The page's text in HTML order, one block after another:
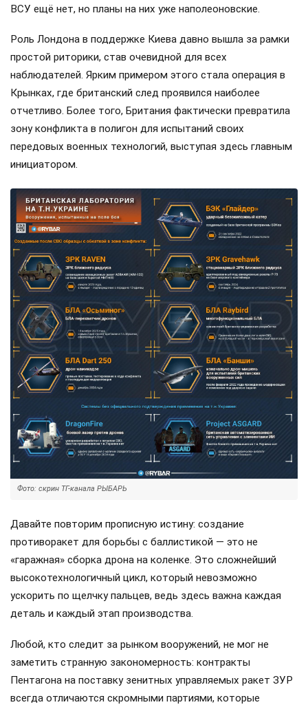
ВСУ ещё нет, но планы на них уже наполеоновские.
Роль Лондона в поддержке Киева давно вышла за рамки
простой риторики, став очевидной для всех
наблюдателей. Ярким примером этого стала операция в
Крынках, где британский след проявился наиболее
отчетливо. Более того, Британия фактически превратила
зону конфликта в полигон для испытаний своих
передовых военных технологий, выступая здесь главным
инициатором.
Фото: скрин ТГ-канала РЫБАРЬ
Давайте повторим прописную истину: создание
противоракет для борьбы с баллистикой — это не
«гаражная» сборка дрона на коленке. Это сложнейший
высокотехнологичный цикл, который невозможно
ускорить по щелчку пальцев, ведь здесь важна каждая
деталь и каждый этап производства.
Любой, кто следит за рынком вооружений, не мог не
заметить странную закономерность: контракты
Пентагона на поставку зенитных управляемых ракет ЗУР
всегда отличаются скромными партиями, которые